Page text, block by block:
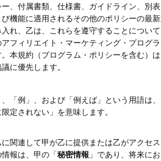
、付属書類、仕様書、ガイドライン、別
機能に適用されるその他のポリシーの最
入れ、乙は、これらを遵守することにつ
フィリエイト・マーケティング・プログ
本規約（プログラム・ポリシーを含む）
に優先します。
「例」、および「例えば」という用語は
定されない」を意味します。
関連して甲が乙に提供または乙がアクセ
報は、甲の「秘密情報 」であり、将来に